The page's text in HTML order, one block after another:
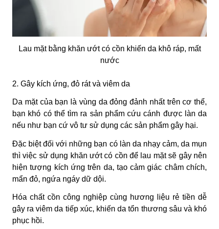
Lau mặt bằng khăn ướt có cồn khiến da khô ráp, mất
nước
2. Gây kích ứng, đỏ rát và viêm da
Da mặt của bạn là vùng da đỏng đảnh nhất trên cơ thể,
bạn khó có thể tìm ra sản phẩm cứu cánh được làn da
nếu như bạn cứ vô tư sử dụng các sản phẩm gây hại.
Đặc biệt đối với những bạn có làn da nhạy cảm, da mụn
thì việc sử dụng khăn ướt có cồn để lau mặt sẽ gây nên
hiện tượng kích ứng trên da, tạo cảm giác châm chích,
mẩn đỏ, ngứa ngáy dữ dội.
Hóa chất cồn công nghiệp cùng hương liệu rẻ tiền dễ
gây ra viêm da tiếp xúc, khiến da tổn thương sâu và khó
phục hồi.